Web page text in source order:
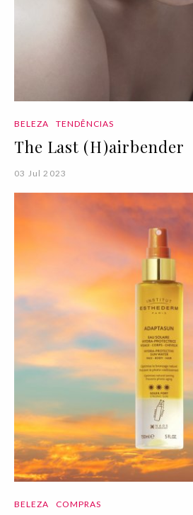
BELEZA TENDÊNCIAS
The Last (H)airbender
03 Jul 2023
BELEZA COMPRAS